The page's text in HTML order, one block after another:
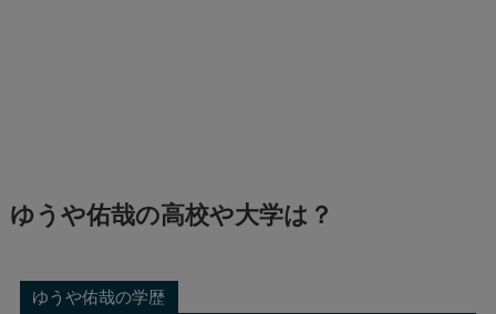
ゆうや佑哉の高校や大学は？
ゆうや佑哉の学歴